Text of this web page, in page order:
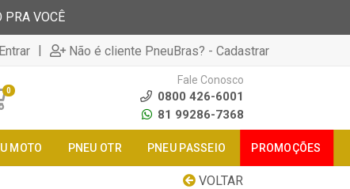
PRA VOCÊ
| Não é cliente PneuBras? - Cadastrar
0
Fale Conosco
0800 426-6001
81 99286-7368
MOTO PNEU OTR PNEU PASSEIO PROMOÇÕES
VOLTAR